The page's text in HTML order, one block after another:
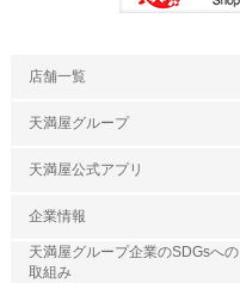
店舗一覧
天満屋グループ
天満屋公式アプリ
企業情報
天満屋グループ企業のSDGsへの
取組み